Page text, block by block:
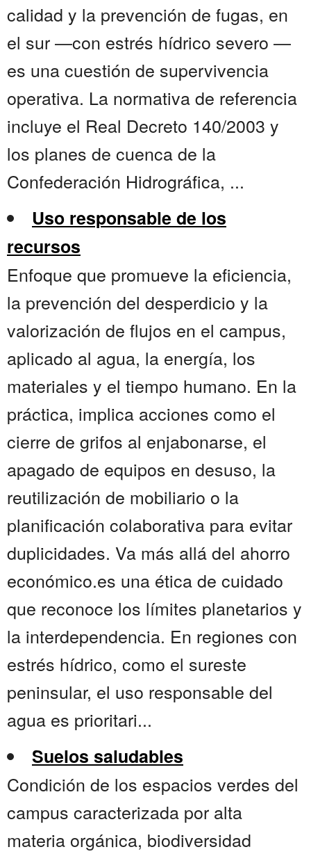
calidad y la prevención de fugas, en
el sur —con estrés hídrico severo —
es una cuestión de supervivencia
operativa. La normativa de referencia
incluye el Real Decreto 140/2003 y
los planes de cuenca de la
Confederación Hidrográfica, ...
Uso responsable de los
recursos
Enfoque que promueve la eficiencia,
la prevención del desperdicio y la
valorización de flujos en el campus,
aplicado al agua, la energía, los
materiales y el tiempo humano. En la
práctica, implica acciones como el
cierre de grifos al enjabonarse, el
apagado de equipos en desuso, la
reutilización de mobiliario o la
planificación colaborativa para evitar
duplicidades. Va más allá del ahorro
económico.es una ética de cuidado
que reconoce los límites planetarios y
la interdependencia. En regiones con
estrés hídrico, como el sureste
peninsular, el uso responsable del
agua es prioritari...
Suelos saludables
Condición de los espacios verdes del
campus caracterizada por alta
materia orgánica, biodiversidad